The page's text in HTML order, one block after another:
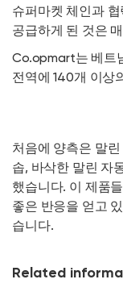
슈퍼마켓 체인과
공급하게 된 것은
Co.opmart는 베트
전역에 140개 이상
처음에 양측은 말
솝, 바삭한 말린 자
했습니다. 이 제품
좋은 반응을 얻고
습니다.
Related